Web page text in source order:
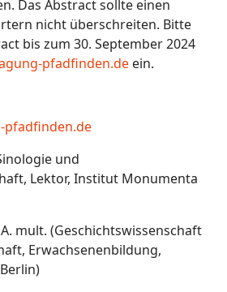
Das Abstract sollte einen
nicht überschreiten. Bitte
bis zum 30. September 2024
pfadfinden.de ein.
pfadfinden.de
und
Lektor, Institut Monumenta
mult. (Geschichtswissenschaft
Erwachsenenbildung,